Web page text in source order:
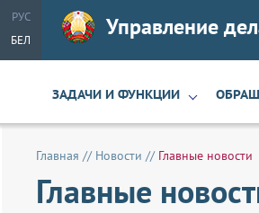
РУС
БЕЛ
Управление
ЗАДАЧИ И ФУНКЦИИ
Главная // Новости // Главные новости
Главные